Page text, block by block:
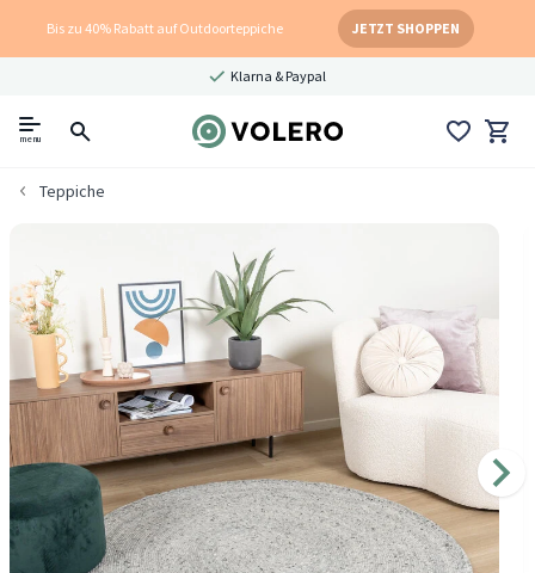
Bis zu 40% Rabatt auf Outdoorteppiche JETZT SHOPPEN
Klarna & Paypal
menu
Teppiche